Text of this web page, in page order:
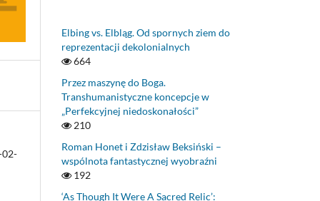
02-
Elbing vs. Elbląg. Od spornych ziem do
reprezentacji dekolonialnych
664
Przez maszynę do Boga.
Transhumanistyczne koncepcje w
„Perfekcyjnej niedoskonałości”
210
Roman Honet i Zdzisław Beksiński –
wspólnota fantastycznej wyobraźni
192
‘As Though It Were A Sacred Relic’: